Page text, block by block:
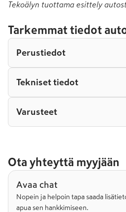
Tekoälyn tuottama esittely
Tarkemmat tiedot
Perustiedot
Tekniset tiedot
Varusteet
Ota yhteyttä myyjään
Avaa chat
Nopein ja helpoin tapa saada
apua sen hankkimiseen.